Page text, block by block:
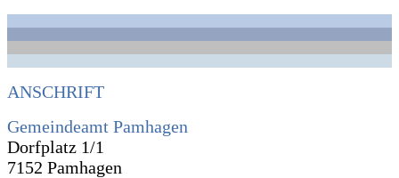
ANSCHRIFT
Gemeindeamt Pamhagen
Dorfplatz 1/1
7152 Pamhagen